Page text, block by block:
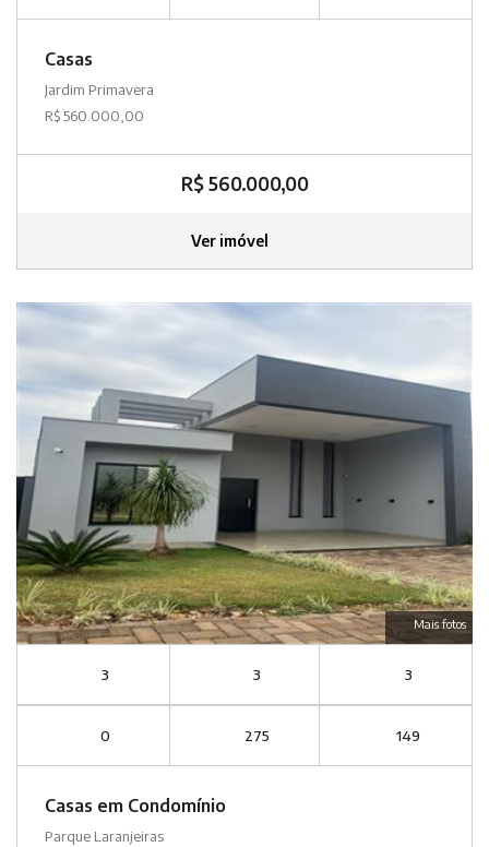
Casas
Jardim Primavera
R$ 560.000,00
R$ 560.000,00
Ver imóvel
Mais fotos
3 3 3
0 275 149
Casas em Condomínio
Parque Laranjeiras